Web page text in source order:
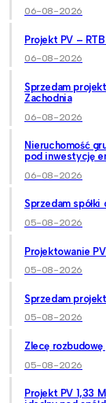
06-08-2026
Projekt PV –
06-08-2026
Sprzedam
Zachodnia
06-08-2026
Nieruchomość
pod inwestycję
06-08-2026
Sprzedam
05-08-2026
Projektowanie
05-08-2026
Sprzedam
05-08-2026
Zlecę
05-08-2026
Projekt PV 1,33